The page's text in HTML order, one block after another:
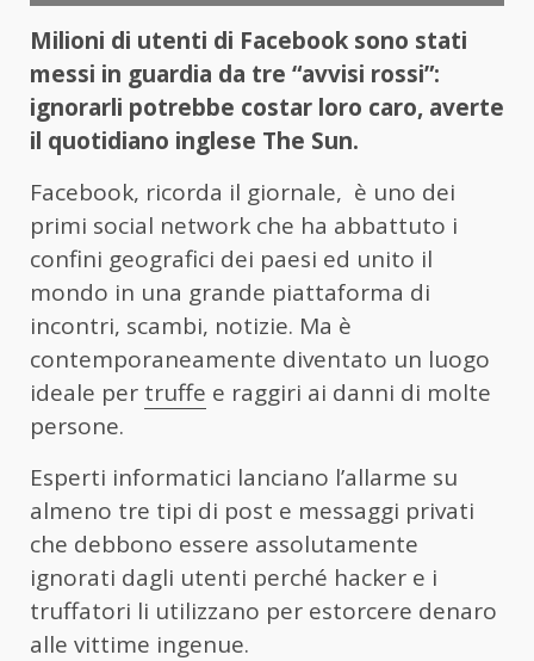
Milioni di utenti di Facebook sono stati
messi in guardia da tre “avvisi rossi”:
ignorarli potrebbe costar loro caro, averte
il quotidiano inglese The Sun.
Facebook, ricorda il giornale, è uno dei
primi social network che ha abbattuto i
confini geografici dei paesi ed unito il
mondo in una grande piattaforma di
incontri, scambi, notizie. Ma è
contemporaneamente diventato un luogo
ideale per truffe e raggiri ai danni di molte
persone.
Esperti informatici lanciano l’allarme su
almeno tre tipi di post e messaggi privati
che debbono essere assolutamente
ignorati dagli utenti perché hacker e i
truffatori li utilizzano per estorcere denaro
alle vittime ingenue.